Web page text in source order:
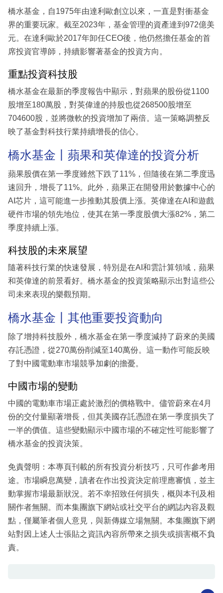
橋水基金，自1975年由達利歐創立以來，一直是對衝基金
界的重要玩家。截至2023年，基金管理的資產達到972億美
元。在達利歐於2017年卸任CEO後，他仍然擔任基金的首
席投資官導師，持續影響著基金的投資方向。
重點投資科技股
橋水基金在最新的季度報告中顯示，對蘋果的股份從1100
股增至180萬股，對英偉達的持股也從268500股增至
704600股，並將微軟的投資增加了兩倍。這一策略調整反
映了基金對科技行業持續增長的信心。
橋水基金丨蘋果和英偉達的投資分析
蘋果股價在第一季度雖然下跌了11%，但隨後在第二季度迅
速回升，增長了11%。此外，蘋果正在開發用於數據中心的
AI芯片，這可能進一步推動其股價上漲。英偉達在AI和遊戲
硬件市場的領先地位，使其在第一季度股價大漲82%，第二
季度持續上漲。
科技股的未來展望
隨著科技行業的快速發展，特別是在AI和雲計算領域，蘋果
和英偉達的前景看好。橋水基金的投資策略顯示出對這些公
司未來表現的樂觀預期。
橋水基金丨其他重要投資動向
除了增持科技股外，橋水基金在第一季度減持了蔚來的美國
存託憑證，從270萬份削減至140萬份。這一動作可能反映
了對中國電動車市場競爭加劇的擔憂。
中國市場的變動
中國的電動車市場正處於激烈的價格戰中。儘管蔚來在4月
份的交付量顯著增長，但其美國存託憑證在第一季度損失了
一半的價值。這些變動顯示中國市場的不確定性可能影響了
橋水基金的投資決策。
免責聲明：本專頁刊載的所有投資分析技巧，只可作參考用
途。市場瞬息萬變，讀者在作出投資決定前理應審慎，並主
動掌握市場最新狀況。若不幸招致任何損失，概與本刊及相
關作者無關。而本集團旗下網站或社交平台的網誌內容及觀
點，僅屬筆者個人意見，與新傳媒立場無關。本集團旗下網
站對因上述人士張貼之資訊內容所帶來之損失或損害概不負
責。